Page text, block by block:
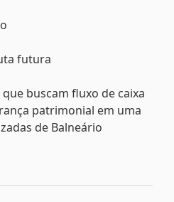
futura
buscam fluxo de caixa
patrimonial em uma
de Balneário